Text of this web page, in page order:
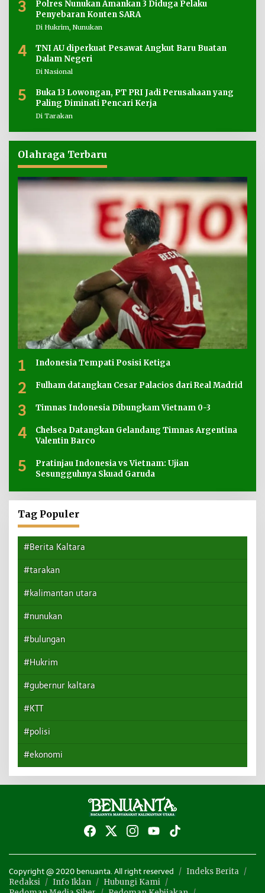
3
Polres Nunukan Amankan 3 Diduga Pelaku
Penyebaran Konten SARA
Di Hukrim, Nunukan
4
TNI AU diperkuat Pesawat Angkut Baru Buatan
Dalam Negeri
Di Nasional
5
Buka 13 Lowongan, PT PRI Jadi Perusahaan yang
Paling Diminati Pencari Kerja
Di Tarakan
Olahraga Terbaru
1 Indonesia Tempati Posisi Ketiga
2 Fulham datangkan Cesar Palacios dari Real Madrid
3 Timnas Indonesia Dibungkam Vietnam 0-3
4
Chelsea Datangkan Gelandang Timnas Argentina
Valentin Barco
5
Pratinjau Indonesia vs Vietnam: Ujian
Sesungguhnya Skuad Garuda
Tag Populer
#Berita Kaltara
#tarakan
#kalimantan utara
#nunukan
#bulungan
#Hukrim
#gubernur kaltara
#KTT
#polisi
#ekonomi
Copyright @ 2020 benuanta. All right reserved
Indeks Berita
Redaksi
Info Iklan
Hubungi Kami